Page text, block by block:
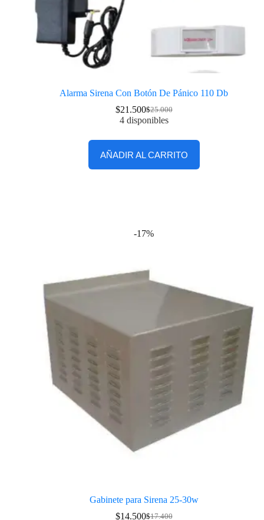
Alarma Sirena Con Botón De Pánico 110 Db
$25.000
$21.500
4 disponibles
AÑADIR AL CARRITO
-17%
Gabinete para Sirena 25-30w
$17.400
$14.500